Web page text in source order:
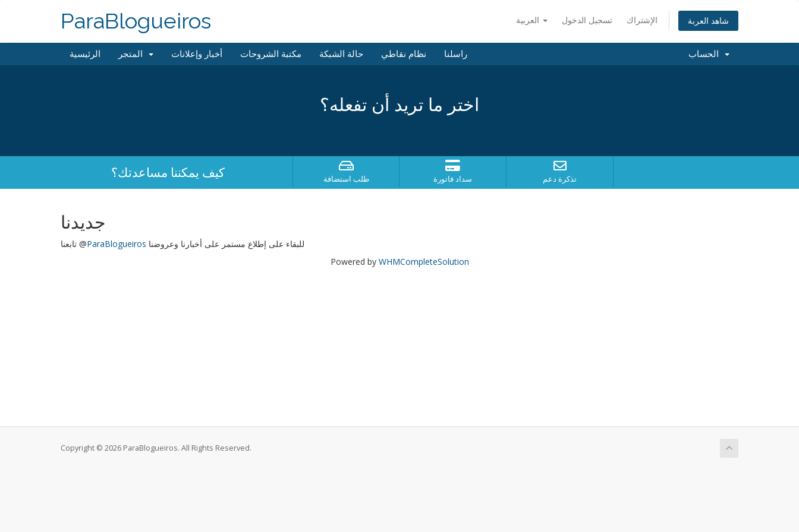
تسجيل الدخول الإشتراك شاهد العربة ParaBlogueiros
الرئيسية أخبار وإعلانات مكتبة الشروحات حالة الشبكة نظام نقاطي راسلنا
اختر ما تريد أن تفعله؟
كيف يمكننا مساعدتك؟ طلب استضافة سداد فاتورة تذكرة دعم
جديدنا
تابعنا @ParaBlogueiros للبقاء على إطلاع مستمر على أخبارنا وعروضنا
Powered by WHMCompleteSolution
Copyright © 2026 ParaBlogueiros. All Rights Reserved.